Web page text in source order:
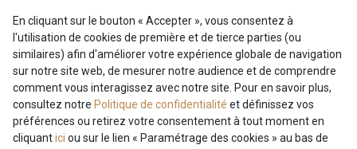
Livraison : France, Belgique, International
Retours & réclamations
FAQ - Questions fréquentes
Modes de paiements
Menu
Tous nos tissus
Magazine
FR EN
En cliquant sur le bouton « Accepter », vous consentez à
l'utilisation de cookies de première et de tierce parties (ou
similaires) afin d'améliorer votre expérience globale de navigation
sur notre site web, de mesurer notre audience et de comprendre
comment vous interagissez avec notre site. Pour en savoir plus,
consultez notre Politique de confidentialité et définissez vos
préférences ou retirez votre consentement à tout moment en
cliquantici ou sur le lien « Paramétrage des cookies » au bas de